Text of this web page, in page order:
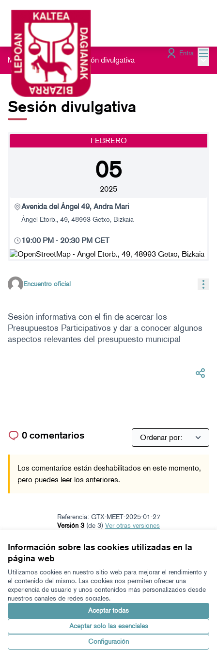
Información sobre las cookies utilizadas en la
página web
Utilizamos cookies en nuestro sitio web para mejorar el rendimiento y
el contenido del mismo. Las cookies nos permiten ofrecer una
experiencia de usuario y unos contenidos más personalizados desde
nuestros canales de redes sociales.
Aceptar todas
Aceptar solo las esenciales
Configuración
Entra
Módulo informativo Sesión divulgativa
Sesión divulgativa
FEBRERO
05
2025
Avenida del Ángel 49, Andra Mari
Ángel Etorb., 49, 48993 Getxo, Bizkaia
19:00 PM - 20:30 PM CET
Encuentro oficial
Sesión informativa con el fin de acercar los
Presupuestos Participativos y dar a conocer algunos
aspectos relevantes del presupuesto municipal
0 comentarios
Los comentarios están deshabilitados en este momento,
pero puedes leer los anteriores.
Referencia: GTX-MEET-2025-01-27
Versión 3 (de 3)
ver otras versiones
Términos y condiciones de uso
Configuración de cookies
Zeugaz en X
(Enlace externo)
Zeugaz en Facebook
(Enlace externo)
Zeugaz en Instagram
(Enlace externo)
Zeugaz en YouTube
(Enlace externo)
Zeugaz en GitHub
(Enlace externo)
Castellano
Aukeratu hizkuntzaElegir el idioma
Made with ❤️ Web creada con software libre.
Con
(Enlace